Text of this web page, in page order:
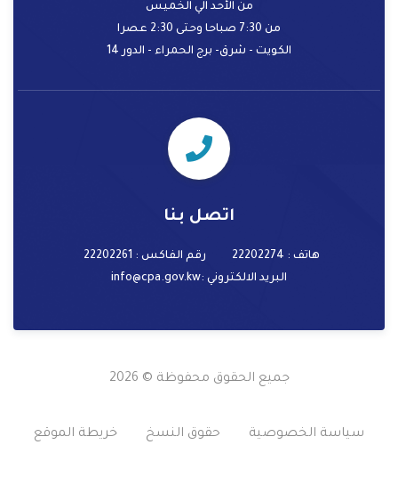
من الأحد الي الخميس
من 7:30 صباحا وحتى 2:30 عصرا
الكويت - شرق- برج الحمراء - الدور 14
اتصل بنا
هاتف : 22202274
رقم الفاكس : 22202261
البريد الالكتروني :info@cpa.gov.kw
جميع الحقوق محفوظة © 2026
سياسة الخصوصية حقوق النسخ خريطة الموقع